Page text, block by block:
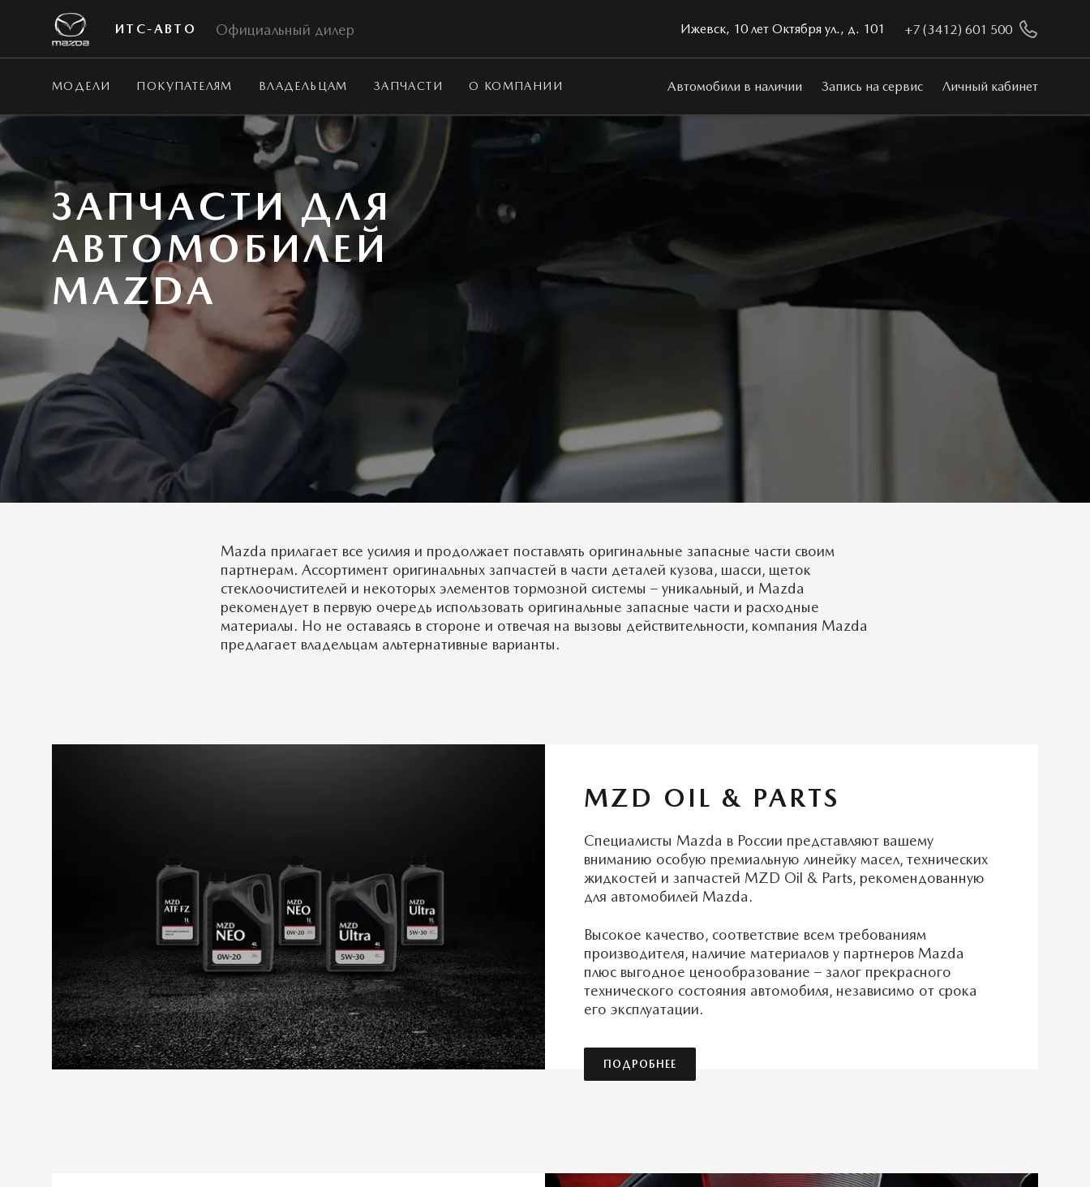
ИТС-АВТО Официальный дилер Ижевск, 10 лет Октября ул., д. 101 +7 (3412) 601 500
МОДЕЛИ ПОКУПАТЕЛЯМ ВЛАДЕЛЬЦАМ ЗАПЧАСТИ О КОМПАНИИ Автомобили в наличии Запись на сервис Личный кабинет
ЗАПЧАСТИ ДЛЯ
АВТОМОБИЛЕЙ
MAZDA
Mazda прилагает все усилия и продолжает поставлять оригинальные запасные части своим
партнерам. Ассортимент оригинальных запчастей в части деталей кузова, шасси, щеток
стеклоочистителей и некоторых элементов тормозной системы – уникальный, и Mazda
рекомендует в первую очередь использовать оригинальные запасные части и расходные
материалы. Но не оставаясь в стороне и отвечая на вызовы действительности, компания Mazda
предлагает владельцам альтернативные варианты.
MZD OIL & PARTS
Специалисты Mazda в России представляют вашему
вниманию особую премиальную линейку масел, технических
жидкостей и запчастей MZD Oil & Parts, рекомендованную
для автомобилей Mazda.
Высокое качество, соответствие всем требованиям
производителя, наличие материалов у партнеров Mazda
плюс выгодное ценообразование – залог прекрасного
технического состояния автомобиля, независимо от срока
его эксплуатации.
ПОДРОБНЕЕ